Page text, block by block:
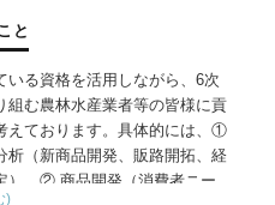
と
いる資格を活用しながら、6次
組む農林水産業者等の皆様に貢
えております。具体的には、①
析（新商品開発、販路開拓、経
）、② 商品開発（消費者ニー
)